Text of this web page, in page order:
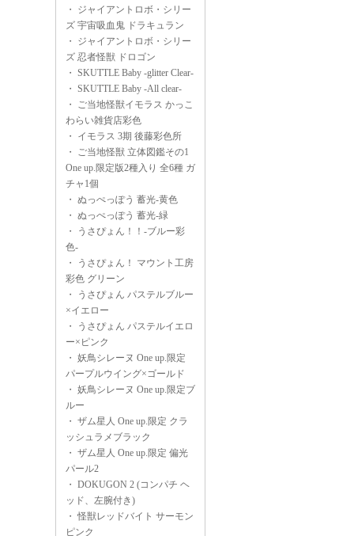
・ ジャイアントロボ・シリー
ズ 宇宙吸血鬼 ドラキュラン
・ ジャイアントロボ・シリー
ズ 忍者怪獣 ドロゴン
・ SKUTTLE Baby -glitter Clear-
・ SKUTTLE Baby -All clear-
・ ご当地怪獣イモラス かっこ
わらい雑貨店彩色
・ イモラス 3期 後藤彩色所
・ ご当地怪獣 立体図鑑その1
One up.限定版2種入り 全6種 ガ
チャ1個
・ ぬっぺっぽう 蓄光-黄色
・ ぬっぺっぽう 蓄光-緑
・
うさぴょん！！-ブルー彩
色-
・
うさぴょん！ マウント工房
彩色 グリーン
・
うさぴょん パステルブルー
×イエロー
・
うさぴょん パステルイエロ
ー×ピンク
・ 妖鳥シレーヌ One up.限定
パープルウイング×ゴールド
・ 妖鳥シレーヌ One up.限定ブ
ルー
・ ザム星人 One up.限定 クラ
ッシュラメブラック
・ ザム星人 One up.限定 偏光
パール2
・ DOKUGON 2 (コンパチ ヘ
ッド、左腕付き)
・怪獣レッドバイト サーモン
ピンク